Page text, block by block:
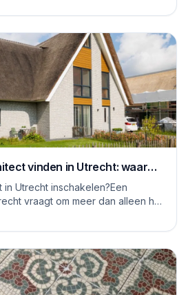
vinden in Utrecht: waar
Utrecht inschakelen?Een
vraagt om meer dan alleen het